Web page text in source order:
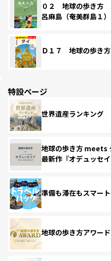
０２ 地球の歩き
呂麻島（奄美群島１
Ｄ１７ 地球の歩き
特設ページ
世界遺産ランキング
地球の歩き方 meets
最新作『オデュッセイ
準備も滞在もスマー
地球の歩き方アワー